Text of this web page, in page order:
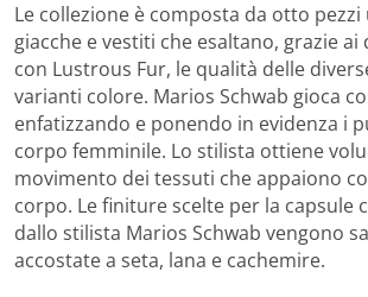
Le collezione è composta da otto
giacche e vestiti che esaltano, grazie
con Lustrous Fur, le qualità delle
varianti colore. Marios Schwab gioca
enfatizzando e ponendo in evidenza i
corpo femminile. Lo stilista ottiene
movimento dei tessuti che appaiono
corpo. Le finiture scelte per la capsule
dallo stilista Marios Schwab vengono
accostate a seta, lana e cachemire.